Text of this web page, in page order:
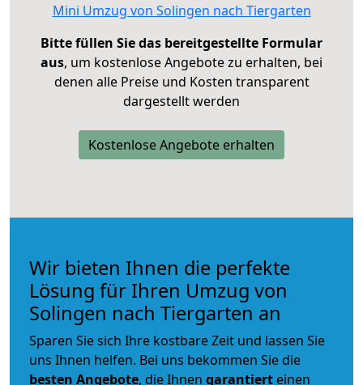
Mini Umzug von Solingen nach Tiergarten
Bitte füllen Sie das bereitgestellte Formular
aus, um kostenlose Angebote zu erhalten, bei
denen alle Preise und Kosten transparent
dargestellt werden
Kostenlose Angebote erhalten
Wir bieten Ihnen die perfekte
Lösung für Ihren Umzug von
Solingen nach Tiergarten an
Sparen Sie sich Ihre kostbare Zeit und lassen Sie
uns Ihnen helfen. Bei uns bekommen Sie die
besten Angebote, die Ihnen garantiert einen